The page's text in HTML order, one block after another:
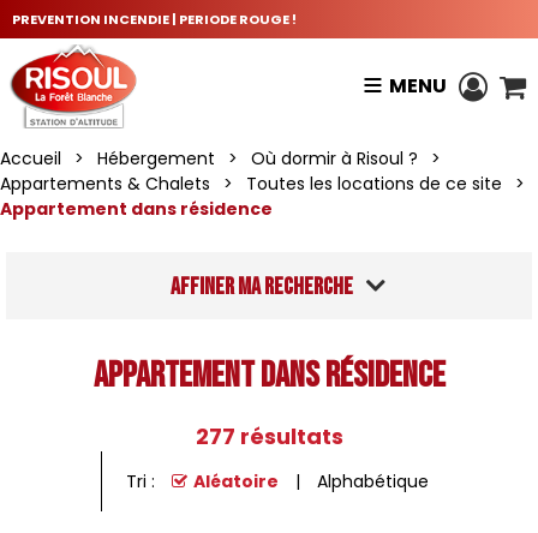
PREVENTION INCENDIE | PERIODE ROUGE !
MENU
Accueil > Hébergement > Où dormir à Risoul ?
>
Appartements & Chalets
> Toutes les locations de ce site
>
Appartement dans résidence
Affiner ma recherche
Appartement dans résidence
277 résultats
Tri : Aléatoire Alphabétique